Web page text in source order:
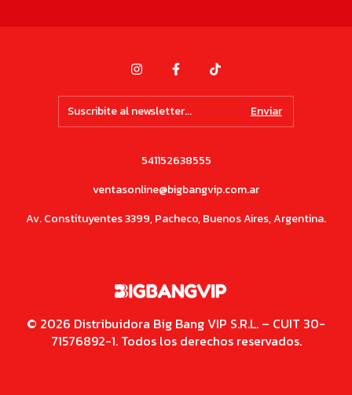
541152638555
ventasonline@bigbangvip.com.ar
Av. Constituyentes 3399, Pacheco, Buenos Aires, Argentina.
© 2026 Distribuidora Big Bang VIP S.R.L. – CUIT 30-
71576892-1. Todos los derechos reservados.